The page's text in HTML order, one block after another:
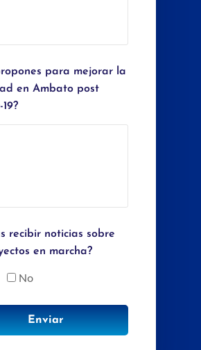
para mejorar la
en Ambato post
recibir noticias sobre
en marcha?
No
Enviar